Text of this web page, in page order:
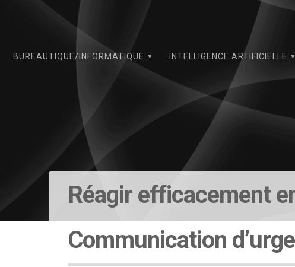
BUREAUTIQUE/INFORMATIQUE INTELLIGENCE ARTIFICIELLE
Réagir efficacement
Communication